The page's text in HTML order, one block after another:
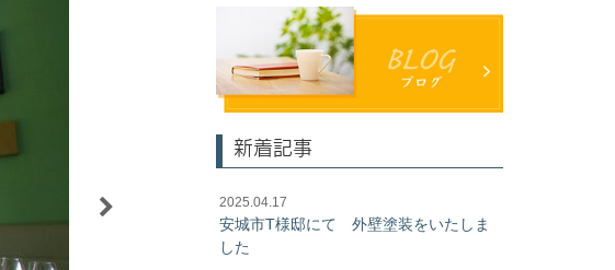
新着記事
2025.04.17
安城市T様邸にて 外壁塗装をいたしま
した